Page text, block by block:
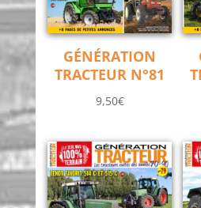
GÉNÉRATION
TRACTEUR N°81
9,50€